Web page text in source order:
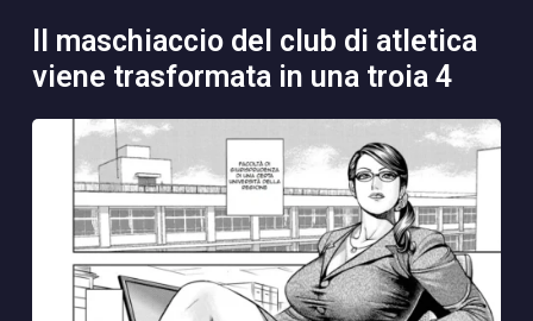
viene trasformata in una troia 4